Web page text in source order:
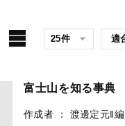
富士山を知る事典
作成者 ： 渡邊定元‖編